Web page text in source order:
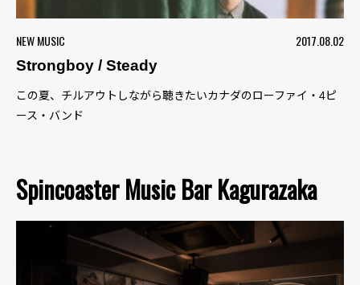
NEW MUSIC
2017.08.02
Strongboy / Steady
この夏、チルアウトしながら聴きたいカナダのローファイ・4ピ
ース・バンド
Spincoaster Music Bar Kagurazaka